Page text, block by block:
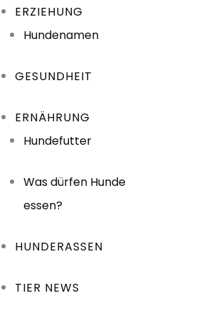
ERZIEHUNG
Hundenamen
GESUNDHEIT
ERNÄHRUNG
Hundefutter
Was dürfen Hunde
essen?
HUNDERASSEN
TIER NEWS